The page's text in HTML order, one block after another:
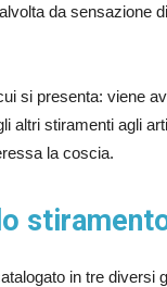
da sensazione
si presenta: viene
altri stiramenti agli
la coscia.
in tre diversi